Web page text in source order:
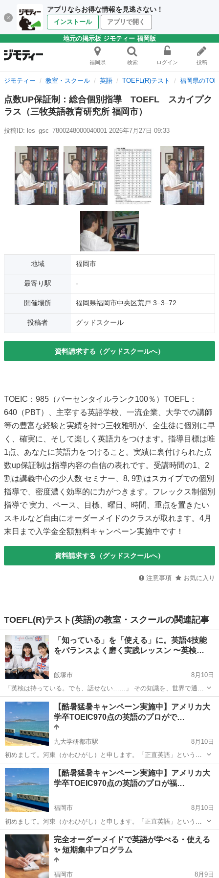
アプリならお得な情報を見逃さない！
インストール アプリで開く
地元の掲示板 ジモティー 福岡版
福岡県 検索 ログイン 投稿
ジモティー 教室・スクール 英語 TOEFL(R)テスト 福岡県の
点数UP保証制：総合個別指導 TOEFL スカイプク
ラス（三牧英語教育研究所 福岡市）
投稿ID: les_gsc_7800248000040001 2026年7月27日 09:33
地域 福岡市
最寄り駅 -
開催場所 福岡県福岡市中央区荒戸 3−3−72
投稿者 グッドスクール
資料請求する（グッドスクールへ）
TOEIC：985（パーセンタイルランク100％）TOEFL：
640（PBT）、主宰する英語学校、一流企業、大学での講師
等の豊富な経験と実績を持つ三牧雅明が、全生徒に個別に早
く、確実に、そして楽しく英語力をつけます。指導目標は唯
1点、あなたに英語力をつけること。実績に裏付けられた点
数up保証制は指導内容の自信の表れです。受講時間の1、2
割は講義中心の少人数 セミナー、8, 9割はスカイプでの個別
指導で、密度濃く効率的に力がつきます。フレックス制個別
指導で 実力、ペース、目標、曜日、時間、重点を置きたい
スキルなど自由にオーダーメイドのクラスが取れます。4月
末日まで入学金全額無料キャンペーン実施中です！
資料請求する（グッドスクールへ）
注意事項 お気に入り
TOEFL(R)テスト(英語)の教室・スクールの関連記事
「知っている」を「使える」に。英語4技能
をバランスよく磨く実践レッスン 〜英検…
飯塚市
8月10日
「英検は持っている。でも、話せない……」 その知識を、世界で通じ
る「生きた英語」へアップデートしませんか？ 学習塾で英検3級や準2
級を取得していても、実際のコミュニケーションとなると言葉が出て
こない。そんな生徒様...
福岡 飯塚市 英語 70代
【酷暑猛暑キャンペーン実施中】アメリカ大
学卒TOEIC970点の英語のプロがで…
九大学研都市駅
8月10日
初めまして。河東（かわひがし）と申します。「正直英語」というオ
ンライン英語塾（対面も可）を運営しています。英語を教えることに
特化したプロフェッショナルです。中学英語からTOEICや英検はもち
ろんTOEFLやIELTSのような...
福岡 福岡市 九大学研都市駅 TOEIC(R)テスト
オンライン
【酷暑猛暑キャンペーン実施中】アメリカ大
学卒TOEIC970点の英語のプロが福…
福岡市
8月10日
初めまして。河東（かわひがし）と申します。「正直英語」という英
語塾を運営しています。英語を教えることに特化したプロフェッショ
ナルです。中学英語からTOEICや英検はもちろんTOEFLやIELTSのよ
うな難関テストにも対応して...
福岡 福岡市 TOEIC(R)テスト
完全オーダーメイドで英語が学べる・使える
✨ 短期集中プログラム
福岡市 8月9日